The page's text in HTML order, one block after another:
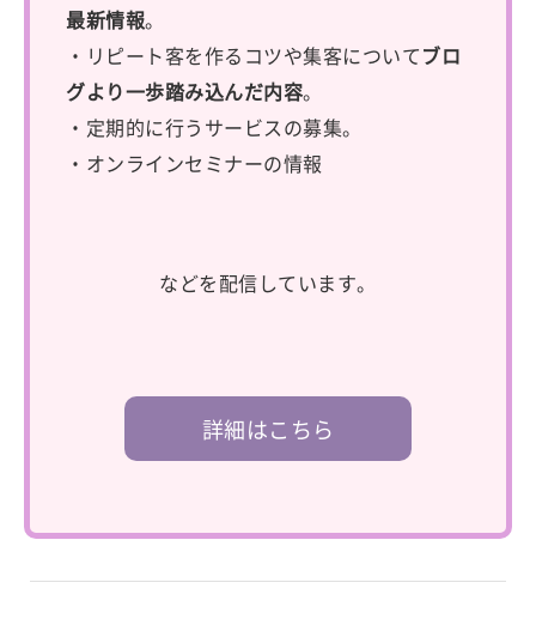
最新情報。
・リピート客を作るコツや集客についてブロ
グより一歩踏み込んだ内容。
・定期的に行うサービスの募集。
・オンラインセミナーの情報
などを配信しています。
詳細はこちら